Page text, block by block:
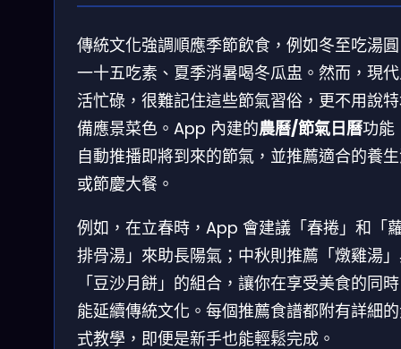
傳統文化強調順應季節飲食，例如冬至吃湯
一十五吃素、夏季消暑喝冬瓜盅。然而，現
活忙碌，很難記住這些節氣習俗，更不用說
備應景菜色。App 內建的農曆/節氣日曆功能
自動推播即將到來的節氣，並推薦適合的養
或節慶大餐。
例如，在立春時，App 會建議「春捲」和「
排骨湯」來助長陽氣；中秋則推薦「燉雞湯
「豆沙月餅」的組合，讓你在享受美食的同
能延續傳統文化。每個推薦食譜都附有詳細
式教學，即便是新手也能輕鬆完成。